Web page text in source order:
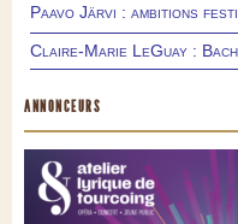
Paavo Järvi : ambitions
Claire-Marie LeGuay :
ANNONCEURS